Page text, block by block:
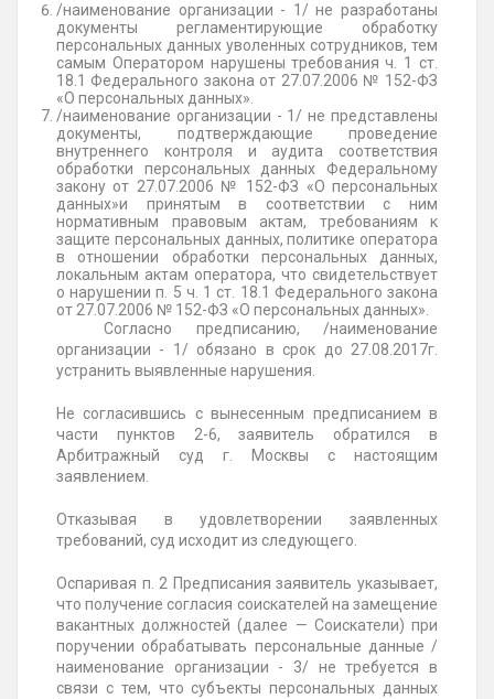
/наименование организации - 1/ не разработаны
документы регламентирующие обработку
персональных данных уволенных сотрудников, тем
самым Оператором нарушены требования ч. 1 ст.
18.1 Федерального закона от 27.07.2006 № 152-ФЗ
«О персональных данных».
/наименование организации - 1/ не представлены
документы, подтверждающие проведение
внутреннего контроля и аудита соответствия
обработки персональных данных Федеральному
закону от 27.07.2006 № 152-ФЗ «О персональных
данных»и принятым в соответствии с ним
нормативным правовым актам, требованиям к
защите персональных данных, политике оператора
в отношении обработки персональных данных,
локальным актам оператора, что свидетельствует
о нарушении п. 5 ч. 1 ст. 18.1 Федерального закона
от 27.07.2006 № 152-ФЗ «О персональных данных».
Согласно предписанию, /наименование
организации - 1/ обязано в срок до 27.08.2017г.
устранить выявленные нарушения.
Не согласившись с вынесенным предписанием в
части пунктов 2-6, заявитель обратился в
Арбитражный суд г. Москвы с настоящим
заявлением.
Отказывая в удовлетворении заявленных
требований, суд исходит из следующего.
Оспаривая п. 2 Предписания заявитель указывает,
что получение согласия соискателей на замещение
вакантных должностей (далее — Соискатели) при
поручении обрабатывать персональные данные /
наименование организации - 3/ не требуется в
связи с тем, что субъекты персональных данных